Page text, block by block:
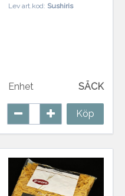
Lev art.kod: Sushiris
Enhet SÄCK
Köp